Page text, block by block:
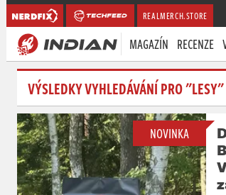
REALMERCH.STORE
MAGAZÍN RECENZE
VÝSLEDKY VYHLEDÁVÁNÍ PRO "LESY"
NOVINKA